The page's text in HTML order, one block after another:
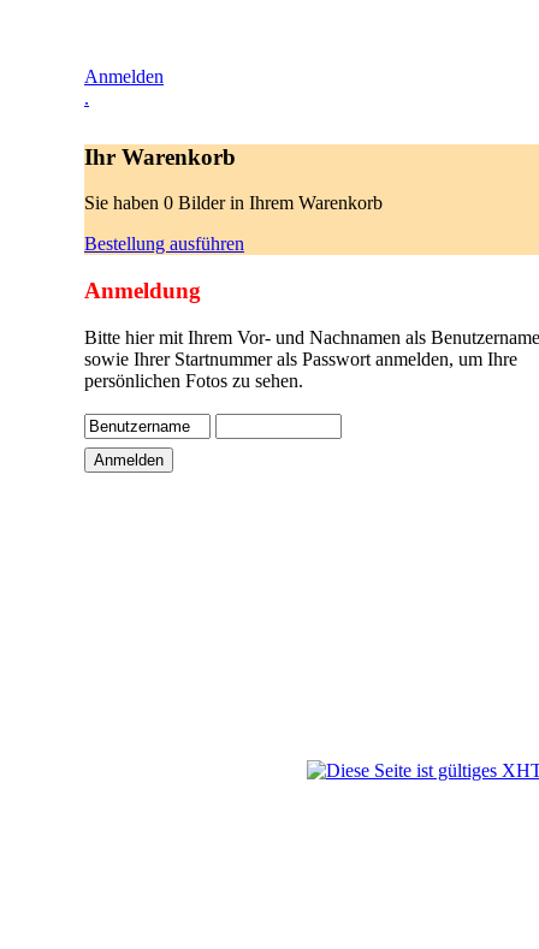
Anmelden
.
Ihr Warenkorb
Sie haben 0 Bilder in Ihrem Warenkorb
Bestellung ausführen
Anmeldung
Bitte hier mit Ihrem Vor- und Nachnamen als
sowie Ihrer Startnummer als Passwort anmelden, um Ihre
persönlichen Fotos zu sehen.